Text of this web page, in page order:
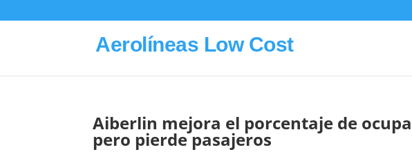
Aerolíneas Low Cost
Aiberlin mejora el porcentaje de
pero pierde pasajeros